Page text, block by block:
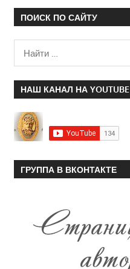
ПОИСК ПО САЙТУ
НАШ КАНАЛ НА YOUTUBE
ГРУППА В ВКОНТАКТЕ